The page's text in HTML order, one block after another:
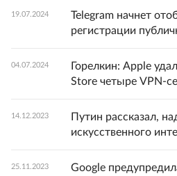
19.07.2024
Telegram начнет
регистрации
04.07.2024
Горелкин: Apple
Store четыре VPN-
14.12.2023
Путин рассказал,
искусственного
25.11.2023
Google